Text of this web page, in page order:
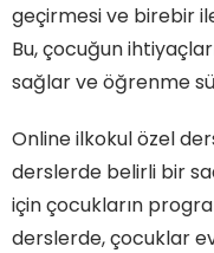
geçirmesi ve birebir
Bu, çocuğun
sağlar ve öğrenme
Online ilkokul özel
derslerde belirli bir
için çocukların
derslerde, çocuklar